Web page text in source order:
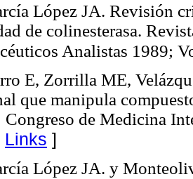
López JA. Revisión
de colinesterasa.
Analistas 1989;
E, Zorrilla ME,
que manipula
Congreso de Medicina
Links ]
López JA. y